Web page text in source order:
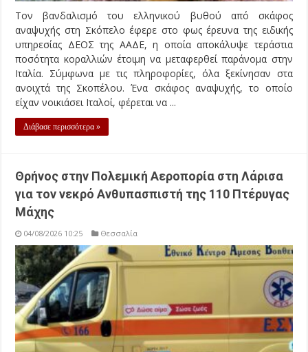
Τον βανδαλισμό του ελληνικού βυθού από σκάφος
αναψυχής στη Σκόπελο έφερε στο φως έρευνα της ειδικής
υπηρεσίας ΔΕΟΣ της ΑΑΔΕ, η οποία αποκάλυψε τεράστια
ποσότητα κοραλλιών έτοιμη να μεταφερθεί παράνομα στην
Ιταλία. Σύμφωνα με τις πληροφορίες, όλα ξεκίνησαν στα
ανοιχτά της Σκοπέλου. Ένα σκάφος αναψυχής, το οποίο
είχαν νοικιάσει Ιταλοί, φέρεται να ...
Διάβασε περισσότερα »
Θρήνος στην Πολεμική Αεροπορία στη Λάρισα
για τον νεκρό Ανθυπασπιστή της 110 Πτέρυγας
Μάχης
04/08/2026 10:25 Θεσσαλία